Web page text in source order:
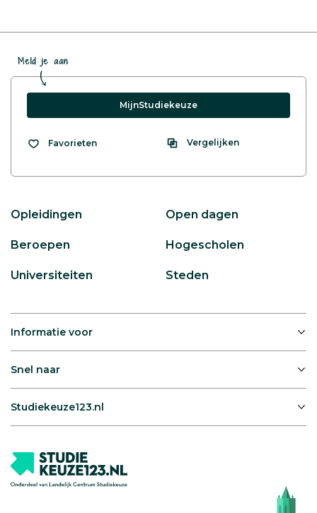
Meld je aan
MijnStudiekeuze
Favorieten Vergelijken
Opleidingen Open dagen
Beroepen Hogescholen
Universiteiten Steden
Informatie voor
Snel naar
Studiekeuze123.nl